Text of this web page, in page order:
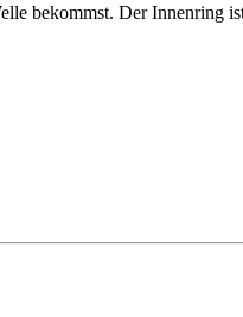
bekommst. Der